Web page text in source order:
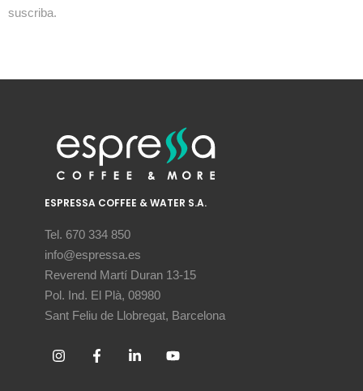
suscriba.
ESPRESSA COFFEE & WATER S.A.
Tel. 670 334 850
info@espressa.es
Reverend Martí Duran 13-15
Pol. Ind. El Plà, 08980
Sant Feliu de Llobregat, Barcelona